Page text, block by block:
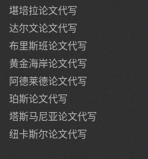
堪培拉论文代写
达尔文论文代写
布里斯班论文代写
黄金海岸论文代写
阿德莱德论文代写
珀斯论文代写
塔斯马尼亚论文代写
纽卡斯尔论文代写